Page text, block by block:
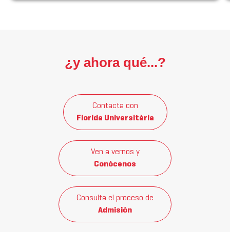
¿y ahora qué...?
Contacta con
Florida Universitària
Ven a vernos y
Conócenos
Consulta el proceso de
Admisión